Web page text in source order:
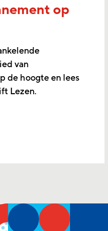
op
van
de hoogte en lees
Lezen.